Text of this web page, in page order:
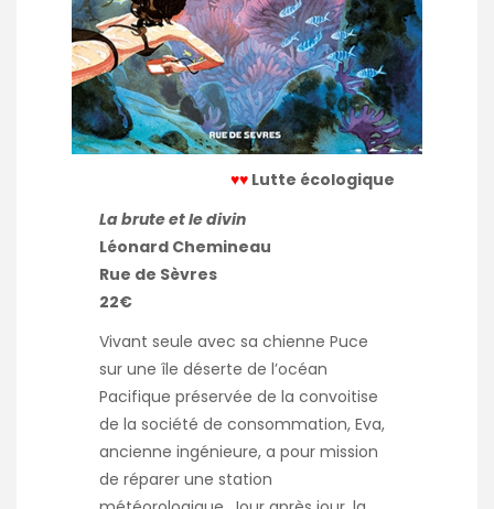
♥♥Lutte écologique
La brute et le divin
Léonard Chemineau
Rue de Sèvres
22€
Vivant seule avec sa chienne Puce
sur une île déserte de l’océan
Pacifique préservée de la convoitise
de la société de consommation, Eva,
ancienne ingénieure, a pour mission
de réparer une station